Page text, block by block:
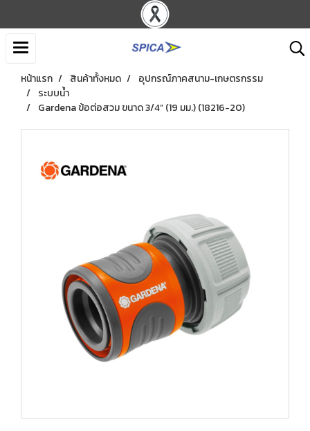
หน้าแรก สินค้าทั้งหมด
อุปกรณ์ภาคสนาม-เกษตรกรรม
ระบบน้ำ
Gardena ข้อต่อสวม ขนาด 3/4” (19 มม.) (18216-20)